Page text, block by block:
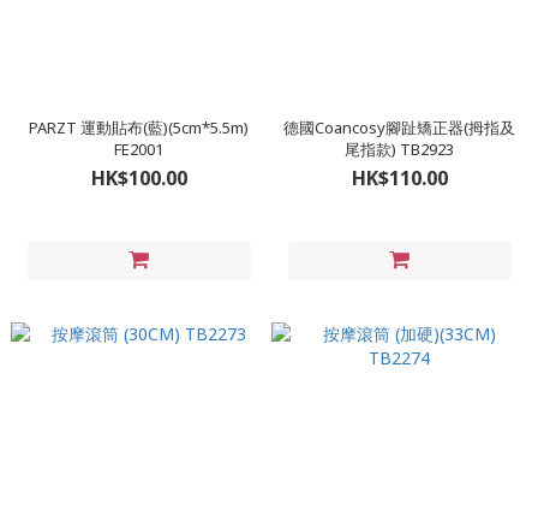
PARZT 運動貼布(藍)(5cm*5.5m)
FE2001
HK$100.00
德國Coancosy腳趾矯正器(拇指及
尾指款) TB2923
HK$110.00